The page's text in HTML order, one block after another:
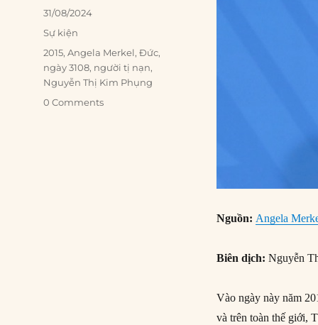
Nguồn: Angela
Biên dịch:Nguyễn
Vào ngày này năm
và trên toàn thế giới,
Posted
31/08/2024
Categories
Sự kiện
Tags
2015,Angela Merkel,Đức,
ngày 3108, người tị nạn,
Nguyễn Thị Kim Phụng
0 Comments